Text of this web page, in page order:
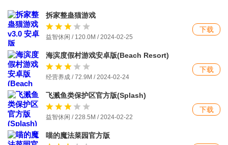
拆家整蛊猫游戏
益智休闲 / 120.0M / 2024-02-25
下载
海滨度假村游戏安卓版(Beach Resort)
经营养成 / 72.9M / 2024-02-24
下载
飞溅鱼类保护区官方版(Splash)
益智休闲 / 228.5M / 2024-02-22
下载
喵的魔法菜园官方版